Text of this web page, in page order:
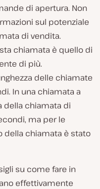
di apertura. Non
sul potenziale
di vendita.
chiamata è quello di
di più.
delle chiamate
In una chiamata a
della chiamata di
ma per le
della chiamata è stato
su come fare in
effettivamente